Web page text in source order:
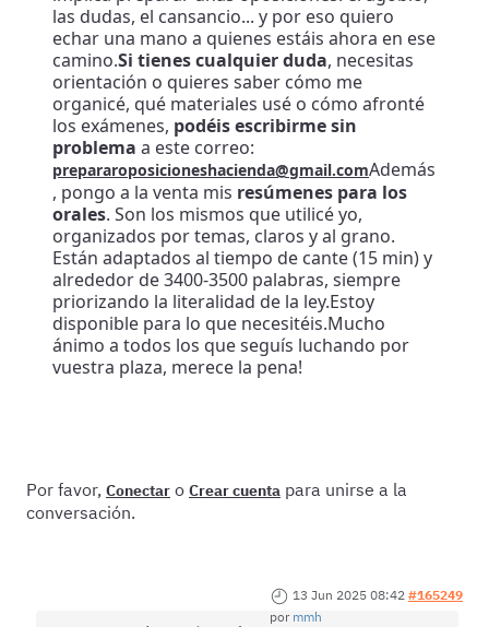
las dudas, el cansancio... y por eso quiero
echar una mano a quienes estáis ahora en ese
camino.Si tienes cualquier duda, necesitas
orientación o quieres saber cómo me
organicé, qué materiales usé o cómo afronté
los exámenes, podéis escribirme sin
problema a este correo:
prepararoposicioneshacienda@gmail.comAdemás
, pongo a la venta mis resúmenes para los
orales. Son los mismos que utilicé yo,
organizados por temas, claros y al grano.
Están adaptados al tiempo de cante (15 min) y
alrededor de 3400-3500 palabras, siempre
priorizando la literalidad de la ley.Estoy
disponible para lo que necesitéis.Mucho
ánimo a todos los que seguís luchando por
vuestra plaza, merece la pena!
Por favor, Conectar o Crear cuenta para unirse a la
conversación.
13 Jun 2025 08:42 #165249
por mmh